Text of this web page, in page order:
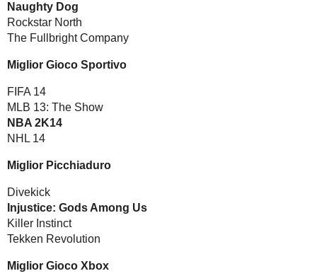
Naughty Dog
Rockstar North
The Fullbright Company
Miglior Gioco Sportivo
FIFA 14
MLB 13: The Show
NBA 2K14
NHL 14
Miglior Picchiaduro
Divekick
Injustice: Gods Among Us
Killer Instinct
Tekken Revolution
Miglior Gioco Xbox